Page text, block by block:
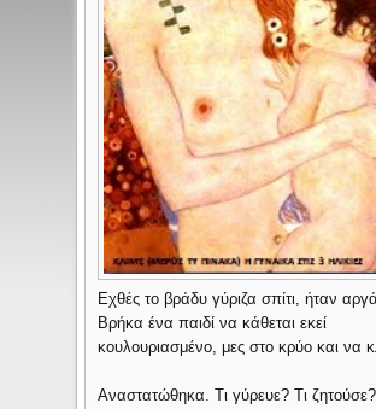
Εχθές το βράδυ γύριζα σπίτι, ήταν
Βρήκα ένα παιδί να κάθεται εκεί
κουλουριασμένο, μες στο κρύο και να
Αναστατώθηκα. Τι γύρευε? Τι ζητούσε?